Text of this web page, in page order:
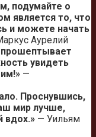
подумайте о
является то, что
и можете начать
Аурелий
увидеть
—
Проснувшись,
мир лучше,
вдох.» — Уильям